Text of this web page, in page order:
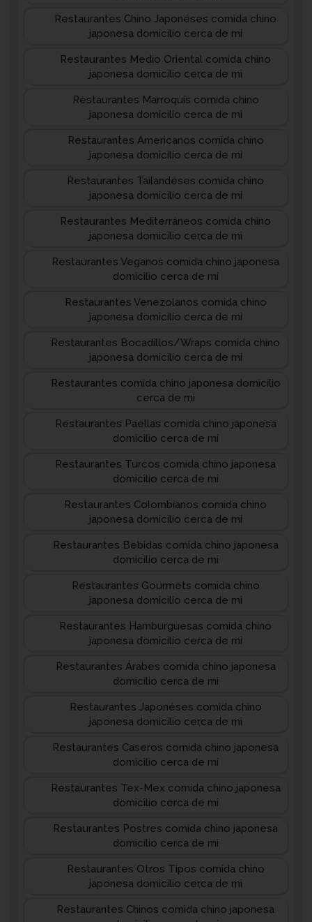
Restaurantes Chino Japonéses comida chino
japonesa domicilio cerca de mi
Restaurantes Medio Oriental comida chino
japonesa domicilio cerca de mi
Restaurantes Marroquís comida chino
japonesa domicilio cerca de mi
Restaurantes Americanos comida chino
japonesa domicilio cerca de mi
Restaurantes Tailandéses comida chino
japonesa domicilio cerca de mi
Restaurantes Mediterráneos comida chino
japonesa domicilio cerca de mi
Restaurantes Veganos comida chino japonesa
domicilio cerca de mi
Restaurantes Venezolanos comida chino
japonesa domicilio cerca de mi
Restaurantes Bocadillos/Wraps comida chino
japonesa domicilio cerca de mi
Restaurantes comida chino japonesa domicilio
cerca de mi
Restaurantes Paellas comida chino japonesa
domicilio cerca de mi
Restaurantes Turcos comida chino japonesa
domicilio cerca de mi
Restaurantes Colombianos comida chino
japonesa domicilio cerca de mi
Restaurantes Bebidas comida chino japonesa
domicilio cerca de mi
Restaurantes Gourmets comida chino
japonesa domicilio cerca de mi
Restaurantes Hamburguesas comida chino
japonesa domicilio cerca de mi
Restaurantes Árabes comida chino japonesa
domicilio cerca de mi
Restaurantes Japonéses comida chino
japonesa domicilio cerca de mi
Restaurantes Caseros comida chino japonesa
domicilio cerca de mi
Restaurantes Tex-Mex comida chino japonesa
domicilio cerca de mi
Restaurantes Postres comida chino japonesa
domicilio cerca de mi
Restaurantes Otros Tipos comida chino
japonesa domicilio cerca de mi
Restaurantes Chinos comida chino japonesa